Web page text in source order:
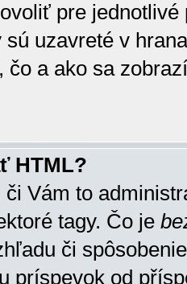
pre
uzavreté v
čo a ako sa
HTML?
či Vám to
tagy. Čo je
či
príspevok od